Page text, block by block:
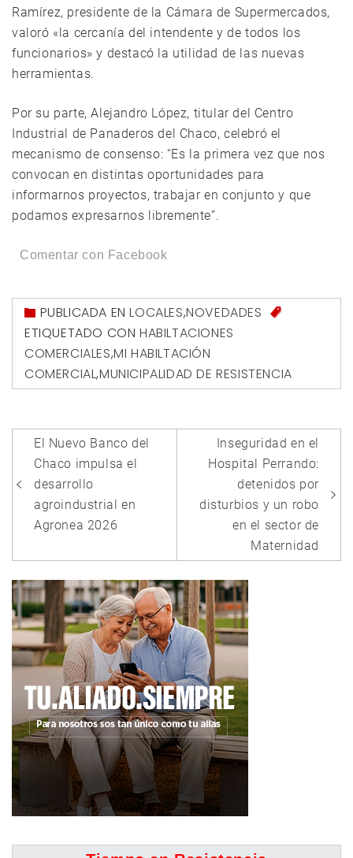
Ramírez, presidente de la Cámara de Supermercados,
valoró «la cercanía del intendente y de todos los
funcionarios» y destacó la utilidad de las nuevas
herramientas.
Por su parte, Alejandro López, titular del Centro
Industrial de Panaderos del Chaco, celebró el
mecanismo de consenso: “Es la primera vez que nos
convocan en distintas oportunidades para
informarnos proyectos, trabajar en conjunto y que
podamos expresarnos libremente”.
Comentar con Facebook
PUBLICADA ENLOCALES,NOVEDADES
ETIQUETADO CON HABILTACIONES
COMERCIALES,MI HABILTACIÓN
COMERCIAL,MUNICIPALIDAD DE RESISTENCIA
Navegación
de
entradas
El Nuevo Banco del
Chaco impulsa el
desarrollo
agroindustrial en
Agronea 2026
Inseguridad en el
Hospital Perrando:
detenidos por
disturbios y un robo
en el sector de
Maternidad